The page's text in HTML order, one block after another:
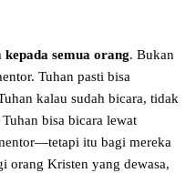
semua orang. Bukan
Tuhan pasti bisa
kalau sudah bicara, tidak
bisa bicara lewat
itu bagi mereka
orang Kristen yang dewasa,